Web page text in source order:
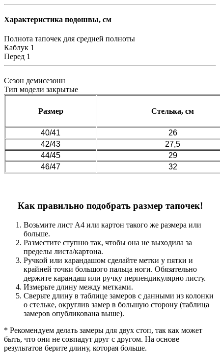
Характеристика подошвы, см
Полнота тапочек для средней полноты
Каблук 1
Перед 1
Сезон демисезонн
Тип модели закрытые
Размер Стелька, см
40/41
26
42/43
27,5
44/45
29
46/47
32
Как правильно подобрать размер тапочек!
Возьмите лист А4 или картон такого же размера или
больше.
Разместите ступню так, чтобы она не выходила за
пределы листа/картона.
Ручкой или карандашом сделайте метки у пятки и
крайней точки большого пальца ноги. Обязательно
держите карандаш или ручку перпендикулярно листу.
Измерьте длину между метками.
Сверьте длину в таблице замеров с данными из колонки
о стельке, округлив замер в большую сторону (таблица
замеров опубликована выше).
* Рекомендуем делать замеры для двух стоп, так как может
быть, что они не совпадут друг с другом. На основе
результатов берите длину, которая больше.